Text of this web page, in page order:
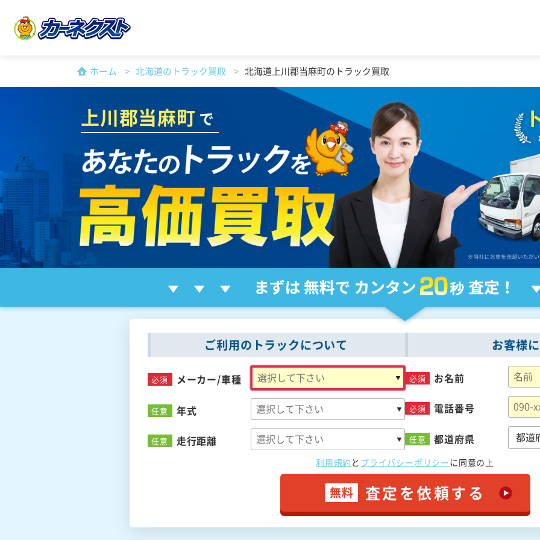
ホーム 北海道のトラック買取 北海道上川郡当麻町のトラック買取
上川郡当麻町 で
ご利用のトラックについて
必須 メーカー/車種
任意 年式
任意 走行距離
お客様
必須 お名前
必須 電話番号
任意 都道府県
利用規約 と プライバシーポリシーに同意の上
無料 査定を依頼する